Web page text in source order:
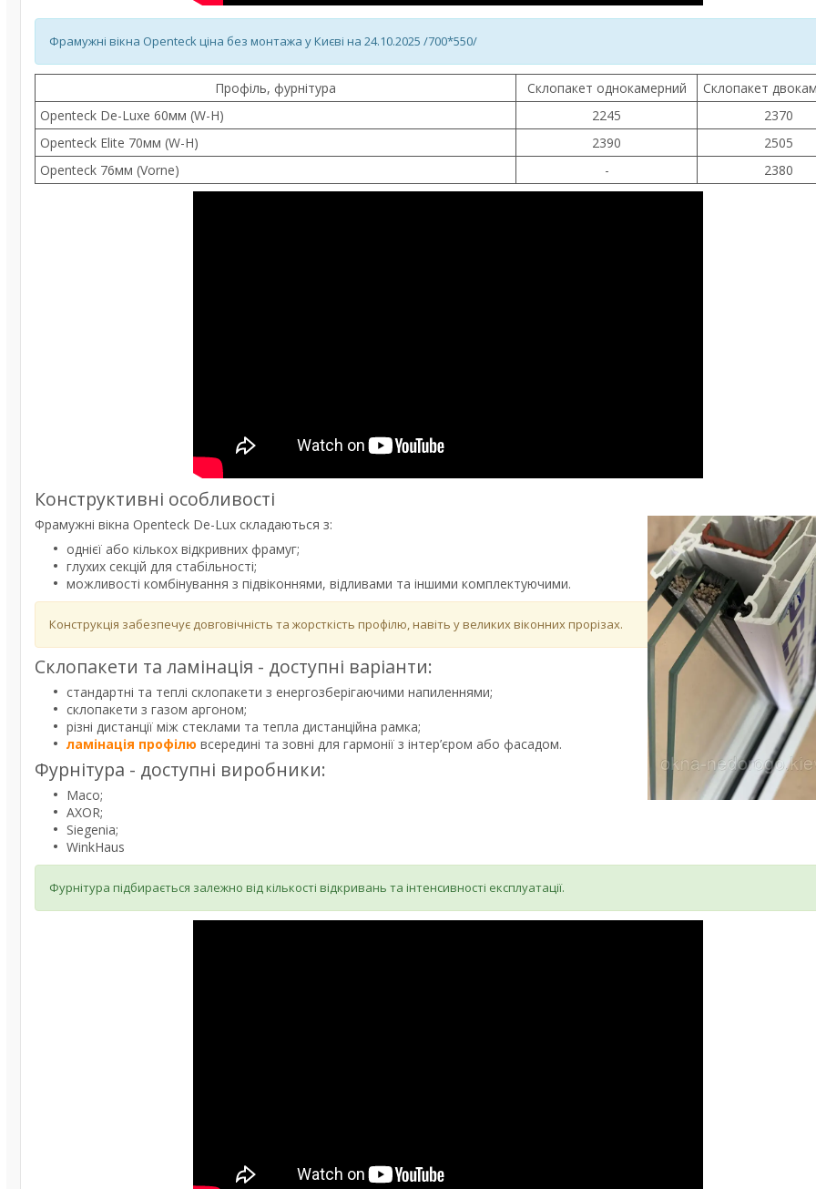
Фрамужні вікна Openteck ціна без монтажа у Києві на 24.10.2025 /700*550/
Профіль, фурнітура Склопакет однокамерний
Склопакет
Openteck De-Luxe 60мм (W-H)
2245
2370
Openteck Elite 70мм (W-H)
2390
2505
Openteck 76мм (Vorne)
- 2380
Конструктивні особливості
Фрамужні вікна Openteck De-Lux складаються з:
однієї або кількох відкривних фрамуг;
глухих секцій для стабільності;
можливості комбінування з підвіконнями, відливами та іншими комплектуючими.
Конструкція забезпечує довговічність та жорсткість профілю, навіть у великих віконних прорізах.
Склопакети та ламінація - доступні варіанти:
стандартні та теплі склопакети з енергозберігаючими напиленнями;
склопакети з газом аргоном;
різні дистанції між стеклами та тепла дистанційна рамка;
ламінація профілю всередині та зовні для гармонії з інтер’єром або фасадом.
Фурнітура - доступні виробники:
Maco;
AXOR;
Siegenia;
WinkHaus
Фурнітура підбирається залежно від кількості відкривань та інтенсивності експлуатації.